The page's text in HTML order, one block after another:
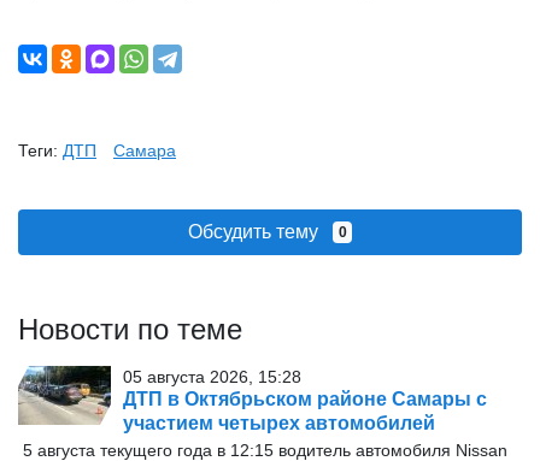
Теги: ДТП Самара
Обсудить тему 0
Новости по теме
05 августа 2026, 15:28
ДТП в Октябрьском районе Самары с
участием четырех автомобилей
5 августа текущего года в 12:15 водитель автомобиля Nissan